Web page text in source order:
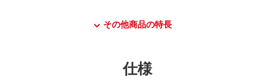
その他商品の特長
仕様